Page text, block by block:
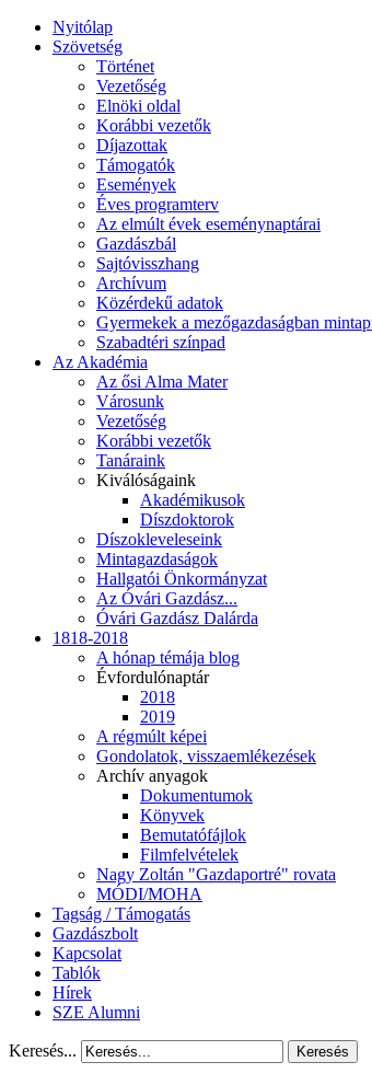
Nyitólap
Szövetség
Történet
Vezetőség
Elnöki oldal
Korábbi vezetők
Díjazottak
Támogatók
Események
Éves programterv
Az elmúlt évek eseménynaptárai
Gazdászbál
Sajtóvisszhang
Archívum
Közérdekű adatok
Gyermekek a mezőgazdaságban
Szabadtéri színpad
Az Akadémia
Az ősi Alma Mater
Városunk
Vezetőség
Korábbi vezetők
Tanáraink
Kiválóságaink
Akadémikusok
Díszdoktorok
Díszokleveleseink
Mintagazdaságok
Hallgatói Önkormányzat
Az Óvári Gazdász...
Óvári Gazdász Dalárda
1818-2018
A hónap témája blog
Évfordulónaptár
2018
2019
A régmúlt képei
Gondolatok, visszaemlékezések
Archív anyagok
Dokumentumok
Könyvek
Bemutatófájlok
Filmfelvételek
Nagy Zoltán "Gazdaportré" rovata
MÓDI/MOHA
Tagság / Támogatás
Gazdászbolt
Kapcsolat
Tablók
Hírek
SZE Alumni
Keresés... Keresés